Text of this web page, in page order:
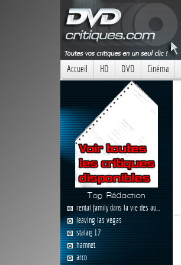
Accueil HD DVD Cinéma
Top Rédaction
rental family dans la vie des au...
leaving las vegas
stalag 17
hamnet
arco